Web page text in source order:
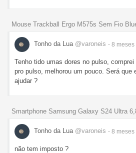
Mouse Trackball Ergo M575s Sem Fio
Tonho da Lua @varoneis - 8 meses
Tenho tido umas dores no pulso,
pro pulso, melhorou um pouco. Será que
ajudar ?
Smartphone Samsung Galaxy S24 Ultra
Tonho da Lua @varoneis - 8 meses
não tem imposto ?